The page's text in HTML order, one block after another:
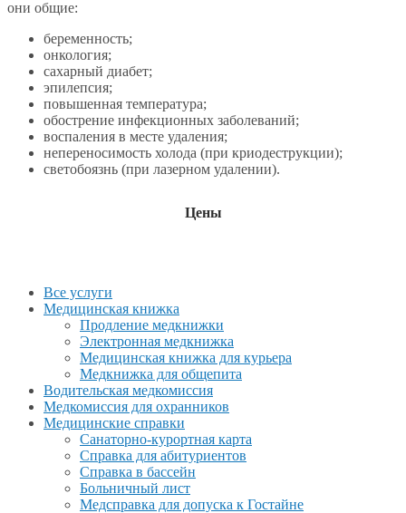
они общие:
беременность;
онкология;
сахарный диабет;
эпилепсия;
повышенная температура;
обострение инфекционных заболеваний;
воспаления в месте удаления;
непереносимость холода (при криодеструкции);
светобоязнь (при лазерном удалении).
Цены
Все услуги
Медицинская книжка
Продление медкнижки
Электронная медкнижка
Медицинская книжка для курьера
Медкнижка для общепита
Водительская медкомиссия
Медкомиссия для охранников
Медицинские справки
Санаторно-курортная карта
Справка для абитуриентов
Справка в бассейн
Больничный лист
Медсправка для допуска к Гостайне